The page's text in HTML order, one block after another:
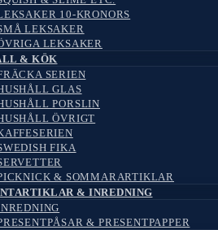
10-KRONORS
LEKSAKER
LEKSAKER
& KÖK
SERIEN
GLAS
PORSLIN
ÖVRIGT
FIKA
& SOMMARARTIKLAR
& INREDNING
& PRESENTPAPPER